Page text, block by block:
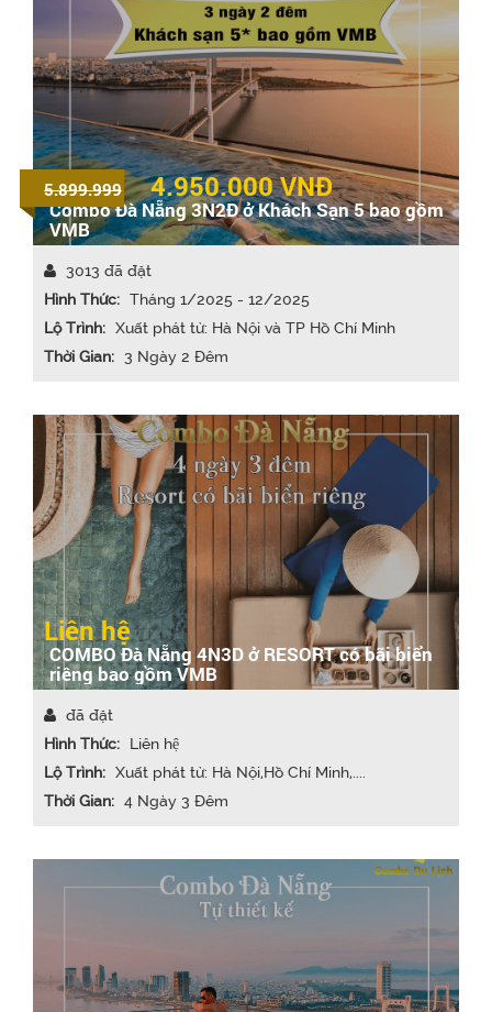
5.899.999 4.950.000VNĐ
Combo Đà Nẵng 3N2Đ ở Khách Sạn 5 bao gồm
VMB
3013 đã đặt
Hình Thức: Tháng 1/2025 - 12/2025
Lộ Trình: Xuất phát từ: Hà Nội và TP Hồ Chí Minh
Thời Gian: 3 Ngày 2 Đêm
Liên hệ
COMBO Đà Nẵng 4N3D ở RESORT có bãi biển
riêng bao gồm VMB
đã đặt
Hình Thức: Liên hệ
Lộ Trình: Xuất phát từ: Hà Nội,Hồ Chí Minh,....
Thời Gian: 4 Ngày 3 Đêm